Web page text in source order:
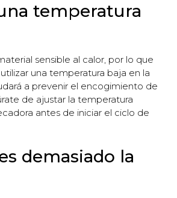
temperatura
sensible al calor, por lo que
una temperatura baja en la
a prevenir el encogimiento de
de ajustar la temperatura
antes de iniciar el ciclo de
demasiado la